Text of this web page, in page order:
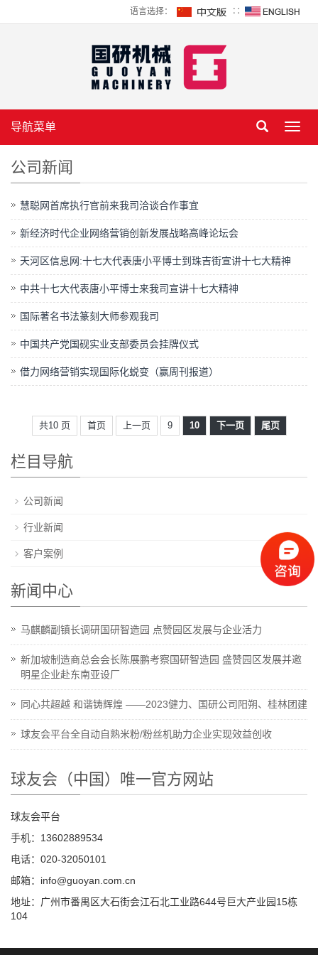
语言选择： ∷
导航菜单
公司新闻
慧聪网首席执行官前来我司洽谈合作事宜
新经济时代企业网络营销创新发展战略高峰论坛会
天河区信息网:十七大代表唐小平博士到珠吉街宣讲十七大精神
中共十七大代表唐小平博士来我司宣讲十七大精神
国际著名书法篆刻大师参观我司
中国共产党国砚实业支部委员会挂牌仪式
借力网络营销实现国际化蜕变（赢周刊报道）
共10 页 首页 上一页 9 10 下一页 尾页
栏目导航
公司新闻
行业新闻
客户案例
新闻中心
马麒麟副镇长调研国研智造园 点赞园区发展与企业活力
新加坡制造商总会会长陈展鹏考察国研智造园 盛赞园区发展并邀
明星企业赴东南亚设厂
同心共超越 和谐铸辉煌 ——2023健力、国研公司阳朔、桂林团建
球友会平台全自动自熟米粉/粉丝机助力企业实现效益创收
球友会（中国）唯一官方网站
球友会平台
手机：13602889534
电话：020-32050101
邮箱：info@guoyan.com.cn
地址：广州市番禺区大石街会江石北工业路644号巨大产业园15栋
104